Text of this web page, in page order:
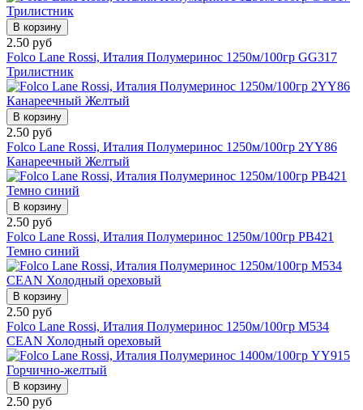
В корзину
2.50 руб
Folco Lane Rossi, Италия Полумеринос 1250м/100гр GG317
Трилистник
В корзину
2.50 руб
Folco Lane Rossi, Италия Полумеринос 1250м/100гр 2YY86
Канареечный Желтый
В корзину
2.50 руб
Folco Lane Rossi, Италия Полумеринос 1250м/100гр PB421
Темно синий
В корзину
2.50 руб
Folco Lane Rossi, Италия Полумеринос 1250м/100гр M534
CEAN Холодный ореховый
В корзину
2.50 руб